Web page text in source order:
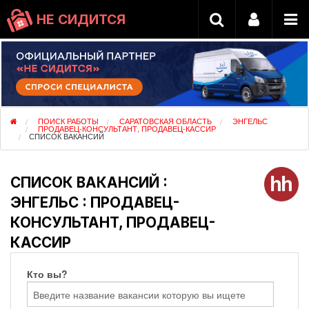
НЕ СИДИТСЯ
ПОИСК РАБОТЫ САРАТОВСКАЯ ОБЛАСТЬ ЭНГЕЛЬС
ПРОДАВЕЦ-КОНСУЛЬТАНТ, ПРОДАВЕЦ-КАССИР
СПИСОК ВАКАНСИЙ
СПИСОК ВАКАНСИЙ :
ЭНГЕЛЬС : ПРОДАВЕЦ-
КОНСУЛЬТАНТ, ПРОДАВЕЦ-
КАССИР
Кто вы?